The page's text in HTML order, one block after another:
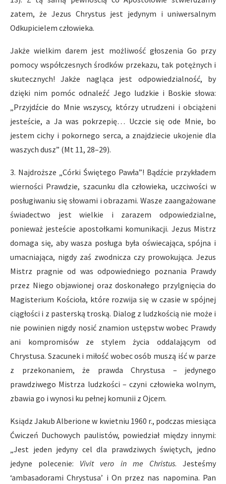
zatem, że Jezus Chrystus jest jedynym i uniwersalnym
Odkupicielem człowieka.
Jakże wielkim darem jest możliwość głoszenia Go przy
pomocy współczesnych środków przekazu, tak potężnych i
skutecznych! Jakże nagląca jest odpowiedzialność, by
dzięki nim pomóc odnaleźć Jego ludzkie i Boskie słowa:
„Przyjdźcie do Mnie wszyscy, którzy utrudzeni i obciążeni
jesteście, a Ja was pokrzepię… Uczcie się ode Mnie, bo
jestem cichy i pokornego serca, a znajdziecie ukojenie dla
waszych dusz” (Mt 11, 28–29).
3. Najdroższe „Córki Świętego Pawła”! Bądźcie przykładem
wierności Prawdzie, szacunku dla człowieka, uczciwości w
posługiwaniu się słowami i obrazami. Wasze zaangażowane
świadectwo jest wielkie i zarazem odpowiedzialne,
ponieważ jesteście apostołkami komunikacji. Jezus Mistrz
domaga się, aby wasza posługa była oświecająca, spójna i
umacniająca, nigdy zaś zwodnicza czy prowokująca. Jezus
Mistrz pragnie od was odpowiedniego poznania Prawdy
przez Niego objawionej oraz doskonałego przylgnięcia do
Magisterium Kościoła, które rozwija się w czasie w spójnej
ciągłości i z pasterską troską. Dialog z ludzkością nie może i
nie powinien nigdy nosić znamion ustępstw wobec Prawdy
ani kompromisów ze stylem życia oddalającym od
Chrystusa. Szacunek i miłość wobec osób muszą iść w parze
z przekonaniem, że prawda Chrystusa – jedynego
prawdziwego Mistrza ludzkości – czyni człowieka wolnym,
zbawia go i wynosi ku pełnej komunii z Ojcem.
Ksiądz Jakub Alberione w kwietniu 1960 r., podczas miesiąca
Ćwiczeń Duchowych paulistów, powiedział między innymi:
„Jest jeden jedyny cel dla prawdziwych świętych, jedno
jedyne polecenie: Vivit vero in me Christus. Jesteśmy
‘ambasadorami Chrystusa’ i On przez nas napomina. Pan